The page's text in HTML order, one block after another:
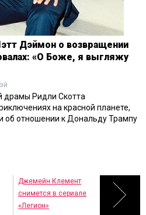
Дэймон о возвращении
«О Боже, я выгляжу
драмы Ридли Скотта
на красной планете,
отношении к Дональду Трампу
Джемейн Клемент
снимется в сериале
«Легион»